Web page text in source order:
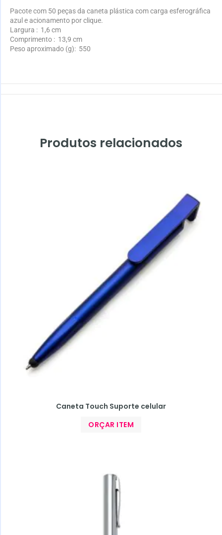
Pacote com 50 peças da caneta plástica com carga esferográfica
azul e acionamento por clique.
Largura : 1,6 cm
Comprimento : 13,9 cm
Peso aproximado (g): 550
Produtos relacionados
Caneta Touch Suporte celular
ORÇAR ITEM